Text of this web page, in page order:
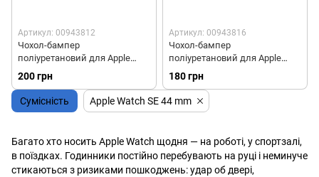
Артикул: 00943812
Чохол-бампер
поліуретановий для Apple
Watch 44/45mm - Темно-
зелений
200 грн
Артикул: 00943816
Чохол-бампер
поліуретановий для Apple
Watch 44/45mm - Темно-синій
180 грн
Багато хто носить Apple Watch щодня — на роботі, у спортзалі,
в поїздках. Годинники постійно перебувають на руці і неминуче
стикаються з ризиками пошкоджень: удар об двері,
Сумісність Apple Watch SE 44 mm